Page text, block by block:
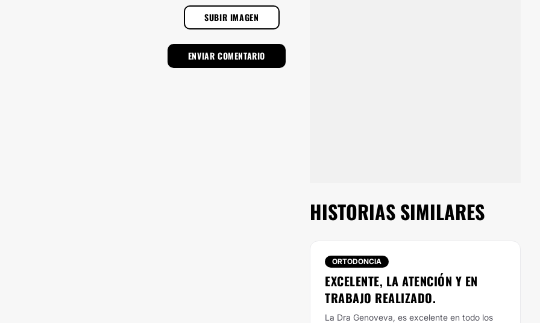
SUBIR IMAGEN
HISTORIAS SIMILARES
ORTODONCIA
EXCELENTE, LA ATENCIÓN Y EN
TRABAJO REALIZADO.
La Dra Genoveva, es excelente en todo los